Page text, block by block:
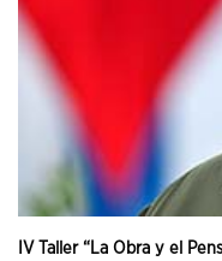
IV Taller “La Obra y el